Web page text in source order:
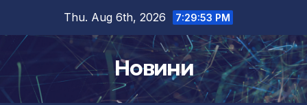
content
Thu. Aug 6th, 2026 7:29:54 PM
Новини